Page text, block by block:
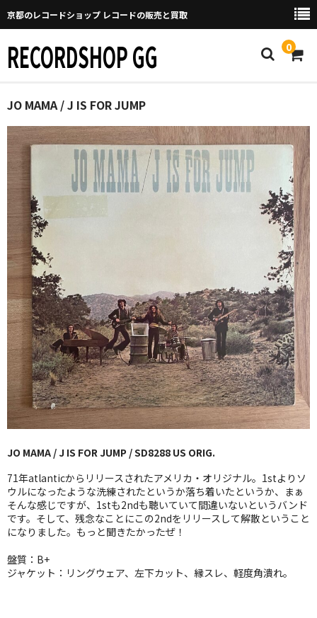
京都のレコードショップ レコードの販売と買取
RECORDSHOP GG 0
Home
マイページ
GGについて
買取について
取り置きなどについて
Categories
New Arrivals
新譜
GG RECORD （当店のレーベル）
全商品
JAZZ-US
BLUE NOTE
JAZZ-EU
JAZZ-JP
JAZZ-VOCAL
ROCK
JO MAMA / J IS FOR JUMP
JO MAMA / J IS FOR JUMP / SD8288 US ORIG.
71年atlanticからリリースされたアメリカ・オリジナル。1stよりソ
ウルになったような洗練されたというか落ち着いたというか、まぁ
そんな感じですが、1stも2ndも聴いていて間違いないというバンド
です。そして、残念なことにこの2ndをリリースして解散ということ
になりました。もっと聞きたかったぜ！
盤質：B+
ジャケット：リングウェア、左下カット、縁スレ、軽度角潰れ。